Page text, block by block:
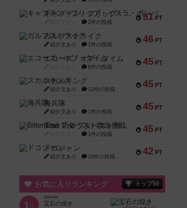
51 PT
キャプテン・フリップ：イスラ・ボンバ
2件の投稿
46 PT
ガルフストライク
紹介文あり 1件の投稿
45 PT
エコーズ・オブ・タイム
8件の投稿
45 PT
スカルキング
紹介文あり 12件の投稿
45 PT
海兵隊
紹介文あり 1件の投稿
45 PT
Bitter End ブタペスト救出作戦
1件の投稿
42 PT
ドコジャン
紹介文あり 10件の投稿
お気に入りランキング トップ50
1位
Splendor
宝石の煌き